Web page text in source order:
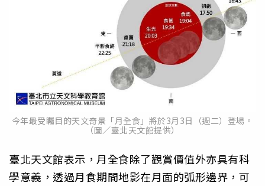
今年最受矚目的天文奇景「月全食」將於3月3日（週二）登場。
（圖／臺北天文館提供）
臺北天文館表示，月全食除了觀賞價值外亦具有科
學意義，透過月食期間地影在月面的弧形邊界，可